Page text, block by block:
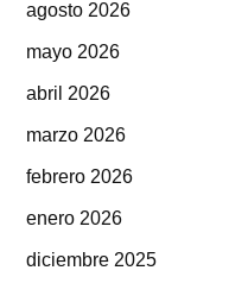
agosto 2026
mayo 2026
abril 2026
marzo 2026
febrero 2026
enero 2026
diciembre 2025